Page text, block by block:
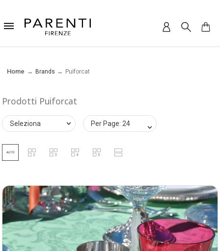
Home Brands Puiforcat
Prodotti Puiforcat
Seleziona Per Page: 24